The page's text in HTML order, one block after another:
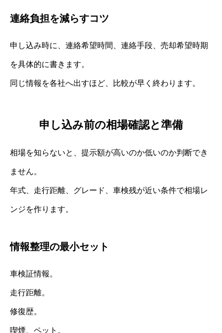
連絡負担を減らすコツ
申し込み時に、連絡希望時間、連絡手段、売却希望時期
を具体的に書きます。
同じ情報を各社へ出すほど、比較が早く終わります。
申し込み前の相場確認と準備
相場を知らないと、提示額が高いのか低いのか判断でき
ません。
年式、走行距離、グレード、車検残が近い条件で相場レ
ンジを作ります。
情報整理の最小セット
車検証情報。
走行距離。
修復歴。
喫煙、ペット。